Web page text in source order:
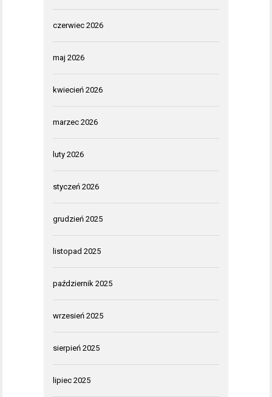
czerwiec 2026
maj 2026
kwiecień 2026
marzec 2026
luty 2026
styczeń 2026
grudzień 2025
listopad 2025
październik 2025
wrzesień 2025
sierpień 2025
lipiec 2025